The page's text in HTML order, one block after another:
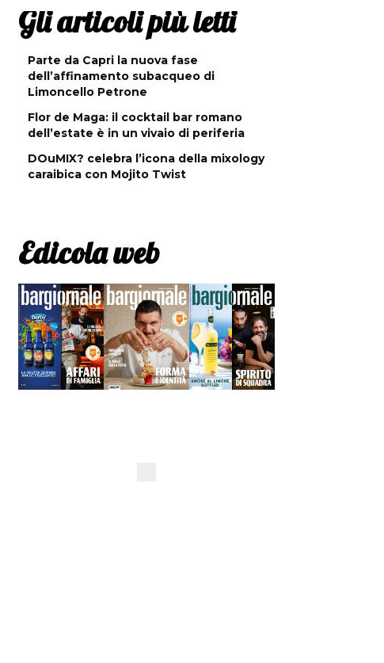
Gli articoli più letti
Parte da Capri la nuova fase
dell’affinamento subacqueo di
Limoncello Petrone
Flor de Maga: il cocktail bar romano
dell’estate è in un vivaio di periferia
DOuMIX? celebra l’icona della mixology
caraibica con Mojito Twist
Edicola web